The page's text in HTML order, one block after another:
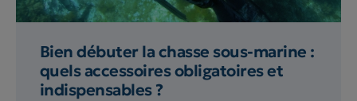
Bien débuter la chasse sous-marine :
quels accessoires obligatoires et
indispensables ?